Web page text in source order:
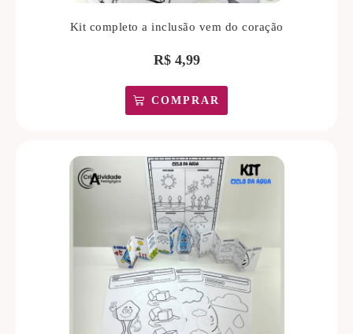
Kit completo a inclusão vem do coração
R$4,99
COMPRAR